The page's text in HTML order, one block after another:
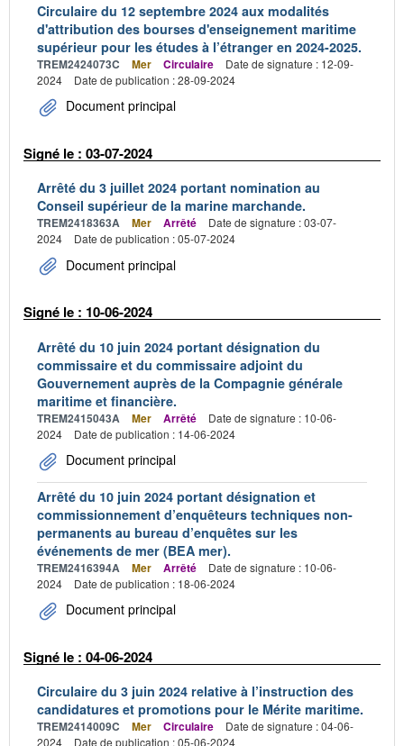
Circulaire du 12 septembre 2024 aux modalités
d'attribution des bourses d'enseignement maritime
supérieur pour les études à l’étranger en 2024-2025.
TREM2424073C Mer Circulaire
Date de signature : 12-09-
2024
Date de publication : 28-09-2024
Document principal
Signé le : 03-07-2024
Arrêté du 3 juillet 2024 portant nomination au
Conseil supérieur de la marine marchande.
TREM2418363A Mer Arrêté
Date de signature : 03-07-
2024
Date de publication : 05-07-2024
Document principal
Signé le : 10-06-2024
Arrêté du 10 juin 2024 portant désignation du
commissaire et du commissaire adjoint du
Gouvernement auprès de la Compagnie générale
maritime et financière.
TREM2415043A Mer Arrêté
Date de signature : 10-06-
2024
Date de publication : 14-06-2024
Document principal
Arrêté du 10 juin 2024 portant désignation et
commissionnement d’enquêteurs techniques non-
permanents au bureau d’enquêtes sur les
événements de mer (BEA mer).
TREM2416394A Mer Arrêté
Date de signature : 10-06-
2024
Date de publication : 18-06-2024
Document principal
Signé le : 04-06-2024
Circulaire du 3 juin 2024 relative à l’instruction des
candidatures et promotions pour le Mérite maritime.
TREM2414009C Mer Circulaire
Date de signature : 04-06-
2024
Date de publication : 05-06-2024